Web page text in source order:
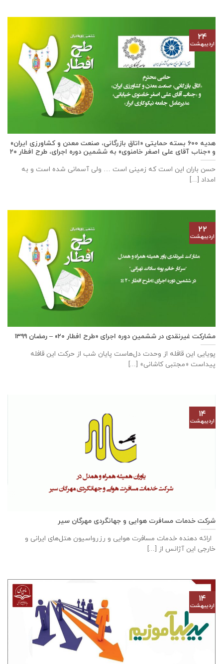
هدیه ۶۰۰ بسته حمایتی «اتاق بازرگانی، صنعت معدن و کشاورزی ایران»
و «جناب آقای علی اصغر خامنوی» به ششمین دوره اجرای، طرح افطار ۲۰
حسن باران این است که زمینی است … ولی آسمانی شده است و به
امداد [...]
۲۴
اردیبهشت
مشارکت غیرنقدی در ششمین دوره اجرای «طرح افطار ۲۰» – رمضان ۱۳۹۹
پویایی این قافله از وحدت دل‌هاست پایان شب از حرکت این قافله
پیداست «مجتبی کاشانی» [...]
۲۲
اردیبهشت
شرکت خدمات مسافرت هوایی و جهانگردی مهرگان سیر
ارائه دهنده خدمات مسافرت هوایی و رزرواسیون هتل‌های ایرانی و
خارجی این آژانس از [...]
۱۴
اردیبهشت
۱۴
اردیبهشت